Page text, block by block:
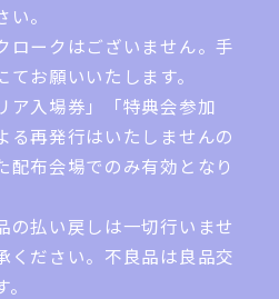
。
ークはございません。手
お願いいたします。
入場券」「特典会参加
る再発行はいたしませんの
配布会場でのみ有効となり
払い戻しは一切行いませ
ください。不良品は良品交